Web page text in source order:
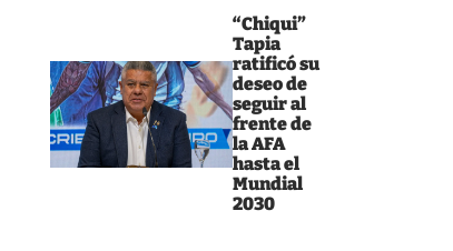
“Chiqui”
Tapia
ratificó su
deseo de
seguir al
frente de
la AFA
hasta el
Mundial
2030